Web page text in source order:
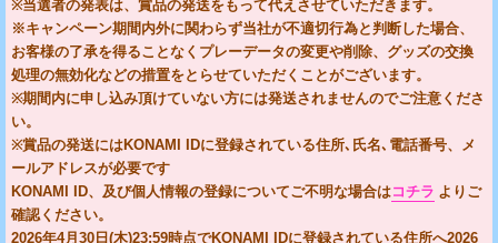
※当選者の発表は、賞品の発送をもって代えさせていただきます。
※キャンペーン期間内外に関わらず当社が不適切行為と判断した場合、
お客様の了承を得ることなくプレーデータの変更や削除、グッズの交換
処理の無効化などの措置をとらせていただくことがございます。
※期間内に申し込み頂けていない方には発送されませんのでご注意くださ
い。
※賞品の発送にはKONAMI IDに登録されている住所､氏名､電話番号、メ
ールアドレスが必要です
KONAMI ID、及び個人情報の登録についてご不明な場合はコチラ よりご
確認ください。
2026年4月30日(木)23:59時点でKONAMI IDに登録されている住所へ2026